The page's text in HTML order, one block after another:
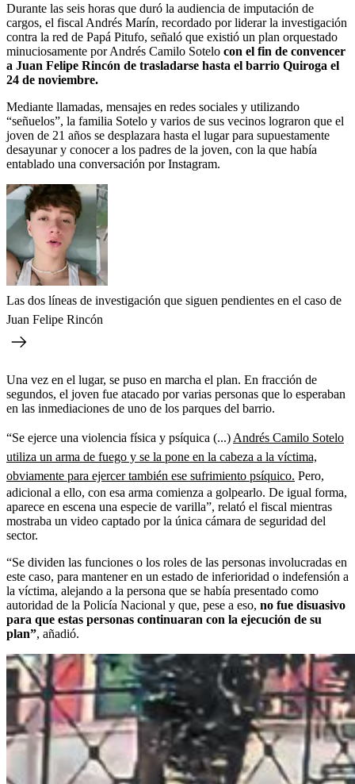
Durante las seis horas que duró la audiencia de imputación de
cargos, el fiscal Andrés Marín, recordado por liderar la investigación
contra la red de Papá Pitufo, señaló que existió un plan orquestado
minuciosamente por Andrés Camilo Sotelo con el fin de convencer
a Juan Felipe Rincón de trasladarse hasta el barrio Quiroga el
24 de noviembre.
Mediante llamadas, mensajes en redes sociales y utilizando
“señuelos”, la familia Sotelo y varios de sus vecinos lograron que el
joven de 21 años se desplazara hasta el lugar para supuestamente
desayunar y conocer a los padres de la joven, con la que había
entablado una conversación por Instagram.
Las dos líneas de investigación que siguen pendientes en el caso de
Juan Felipe Rincón
Una vez en el lugar, se puso en marcha el plan. En fracción de
segundos, el joven fue atacado por varias personas que lo esperaban
en las inmediaciones de uno de los parques del barrio.
“Se ejerce una violencia física y psíquica (...) Andrés Camilo Sotelo
utiliza un arma de fuego y se la pone en la cabeza a la víctima,
obviamente para ejercer también ese sufrimiento psíquico. Pero,
adicional a ello, con esa arma comienza a golpearlo. De igual forma,
aparece en escena una especie de varilla”, relató el fiscal mientras
mostraba un video captado por la única cámara de seguridad del
sector.
“Se dividen las funciones o los roles de las personas involucradas en
este caso, para mantener en un estado de inferioridad o indefensión a
la víctima, alejando a la persona que se había presentado como
autoridad de la Policía Nacional y que, pese a eso, no fue disuasivo
para que estas personas continuaran con la ejecución de su
plan”, añadió.